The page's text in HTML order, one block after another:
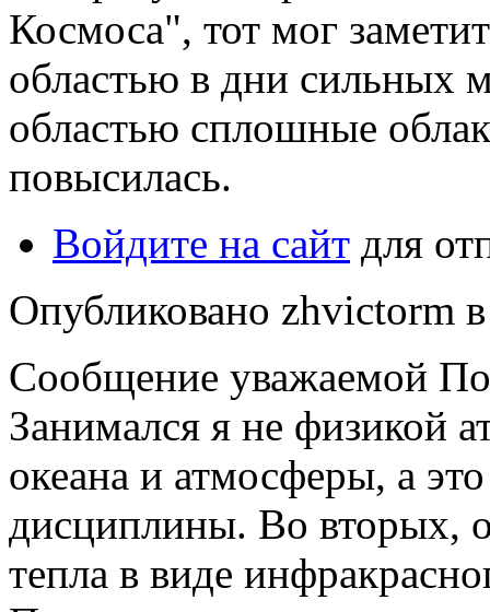
Космоса", тот мог
областью в дни сильных
областью сплошные
повысилась.
Войдите на сайт для
Опубликовано zhvictorm
Сообщение уважаемой
Занимался я не физикой
океана и атмосферы, а
дисциплины. Во вторых,
тепла в виде